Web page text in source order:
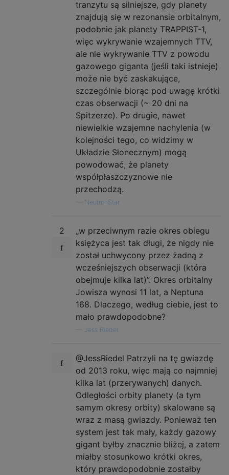
tranzytu są silniejsze, gdy planety
znajdują się w rezonansie orbitalnym,
podobnie jak planety TRAPPIST-1,
więc wykrywanie wzajemnych TTV,
ale nie wykrywanie TTV z powodu
gazowego giganta (jeśli taki istnieje)
może nie być zaskakujące,
szczególnie biorąc pod uwagę krótki
czas obserwacji (~ 20 dni na
Spitzerze). Po drugie, nawet
niewielkie wzajemne nachylenia (w
kolejności tego, co widzimy w
Układzie Słonecznym) mogą
powodować, że planety
współpłaszczyznowe nie
przechodzą.
NeutronStar
2
„w przeciwnym razie okres obiegu
księżyca jest tak długi, że nigdy nie
został uchwycony przez żadną z
wcześniejszych obserwacji (która
obejmuje kilka lat)”. Okres orbitalny
Jowisza wynosi 11 lat, a Neptuna
168. Dlaczego, według ciebie, jest to
mało prawdopodobne?
Jess Riedel
@JessRiedel Patrzyli na tę gwiazdę
od 2013 roku, więc mają co najmniej
kilka lat (przerywanych) danych.
Odległości orbity planety (a tym
samym okresy orbity) skalowane są
wraz z masą gwiazdy. Ponieważ ten
system jest tak mały, każdy gazowy
gigant byłby znacznie bliżej, a zatem
miałby stosunkowo krótki okres,
który prawdopodobnie zostałby